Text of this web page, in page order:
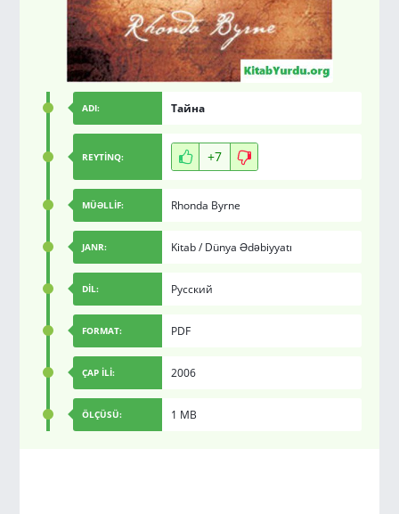
ADI: Тайна
REYTİNQ: +7
MÜƏLLİF: Rhonda Byrne
JANR: Kitab/Dünya Ədəbiyyatı
DİL: Русский
FORMAT: PDF
ÇAP İLİ: 2006
ÖLÇÜSÜ: 1 MB